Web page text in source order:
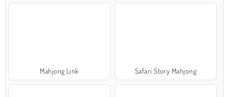
Mahjong Link Safari Story Mahjong